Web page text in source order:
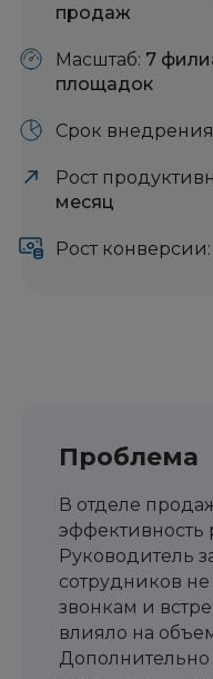
продаж
Масштаб: 7
площадок
Срок
Рост
месяц
Рост конверсии:
Проблема
В отделе
эффективность
Руководитель
сотрудников
звонкам и
влияло на
Дополнительно